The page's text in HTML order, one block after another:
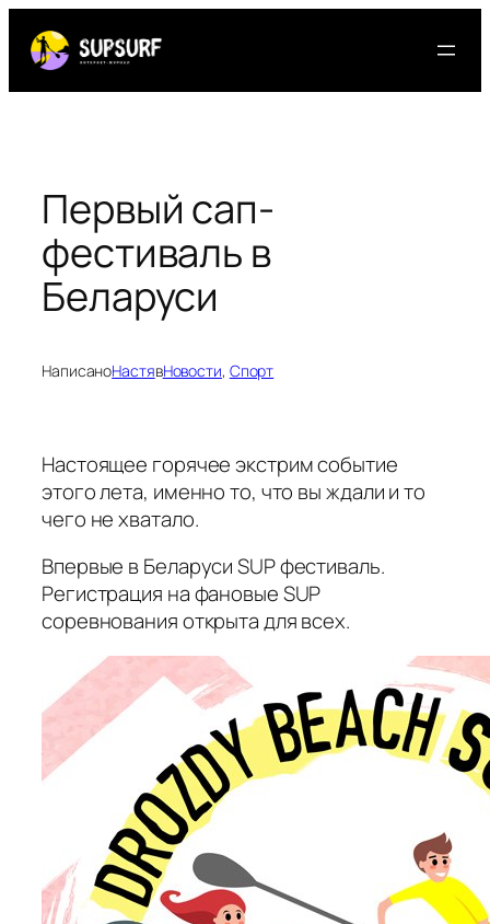
содержимому
Первый сап-
фестиваль в
Беларуси
НаписаноНастявНовости, Спорт
Настоящее горячее экстрим событие
этого лета, именно то, что вы ждали и то
чего не хватало.
Впервые в Беларуси SUP фестиваль.
Регистрация на фановые SUP
соревнования открыта для всех.